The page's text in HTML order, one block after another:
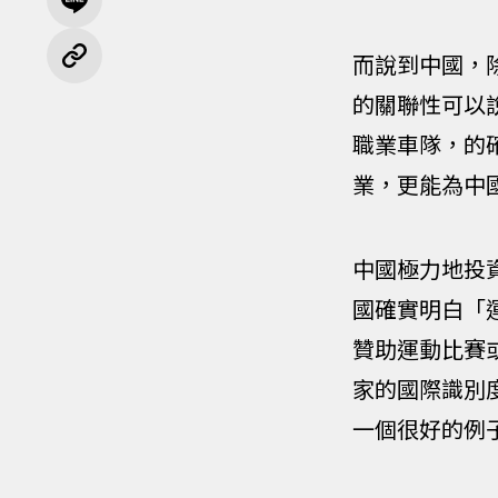
而說到中國，
的關聯性可以
職業車隊，的
業，更能為中
中國極力地投
國確實明白「
贊助運動比賽
家的國際識別
一個很好的例